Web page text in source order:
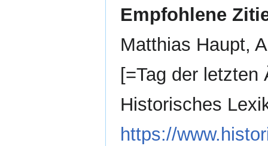
Empfohlene
Matthias Haupt,
[=Tag der
Historisches
https://